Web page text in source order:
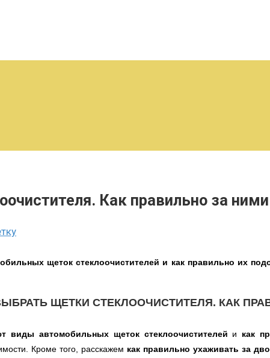
Как правильно за
щеток стеклоочистителей и как правильно их
ЩЕТКИ СТЕКЛООЧИСТИТЕЛЯ. КАК
виды автомобильных щеток стеклоочистителей и как
. Кроме того, расскажем как правильно ухаживать за